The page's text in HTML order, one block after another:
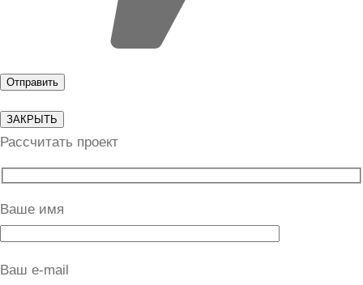
ЗАКРЫТЬ
Рассчитать проект
Ваше имя
Ваш e-mail